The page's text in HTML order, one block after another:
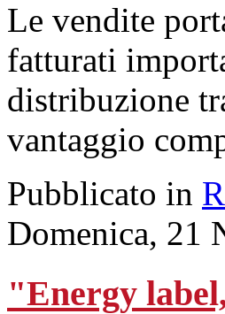
Le vendite
fatturati
distribuzione
vantaggio
Pubblicato in
Domenica, 21
"Energy